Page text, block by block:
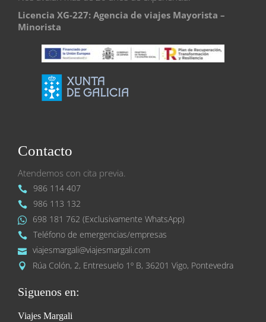
Licencia XG-227: Agencia de viajes Mayorista –
Minorista
Contacto
Atendemos con cita previa.
986 114 407
986 113 132
698 181 762 (Exclusivamente WhatsApp)
Teléfono de emergencias/empresas
viajesmargali@viajesmargali.com
Rúa Colón, 2, Entresuelo 1º B, 36201 Vigo, Pontevedra
Siguenos en:
Viajes Margali